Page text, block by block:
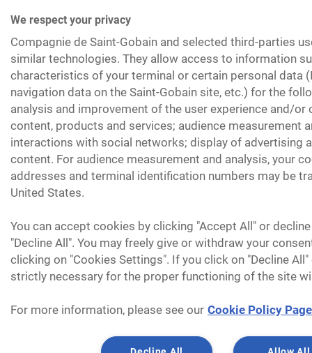
We respect your privacy
Compagnie de Saint-Gobain and selected third-parties
similar technologies. They allow access to information
characteristics of your terminal or certain personal data
navigation data on the Saint-Gobain site, etc.) for the
analysis and improvement of the user experience and/or
content, products and services; audience measurement
interactions with social networks; display of advertising
content. For audience measurement and analysis, your
addresses and terminal identification numbers may be
United States.
You can accept cookies by clicking "Accept All" or
"Decline All". You may freely give or withdraw your
clicking on "Cookies Settings". If you click on "Decline
strictly necessary for the proper functioning of the site
For more information, please see our Cookie Policy Page